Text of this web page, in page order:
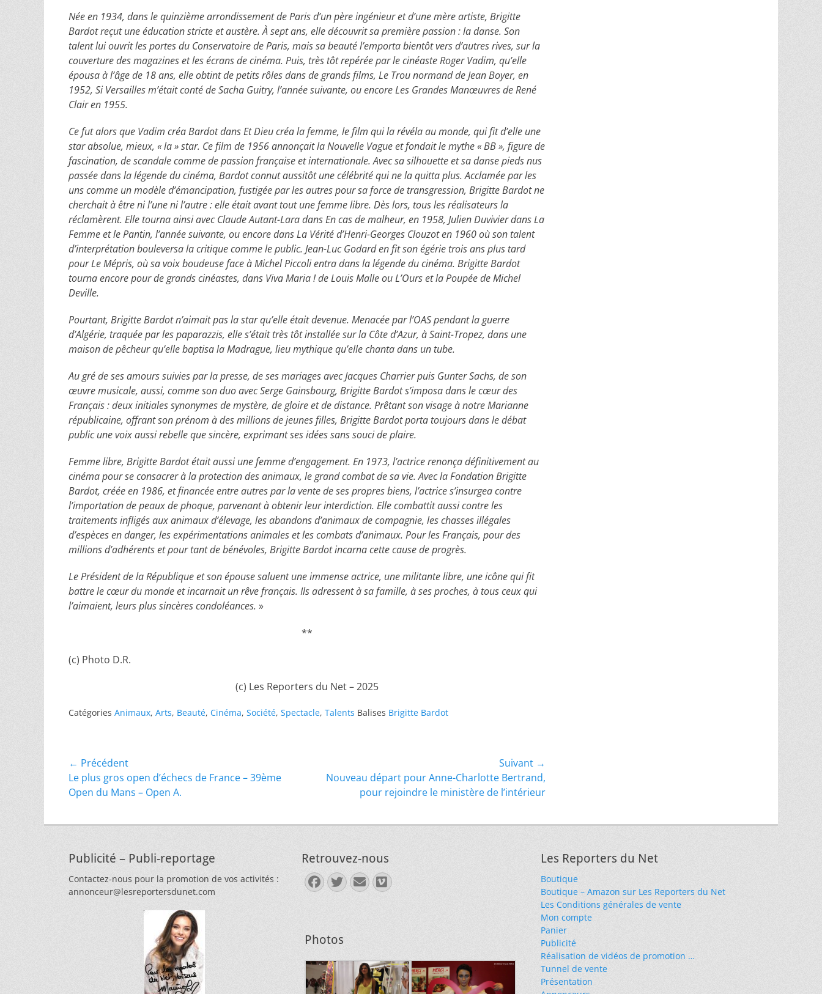
Née en 1934, dans le quinzième arrondissement de Paris d’un père ingénieur et d’une mère artiste, Brigitte
Bardot reçut une éducation stricte et austère. À sept ans, elle découvrit sa première passion : la danse. Son
talent lui ouvrit les portes du Conservatoire de Paris, mais sa beauté l’emporta bientôt vers d’autres rives, sur la
couverture des magazines et les écrans de cinéma. Puis, très tôt repérée par le cinéaste Roger Vadim, qu’elle
épousa à l’âge de 18 ans, elle obtint de petits rôles dans de grands films, Le Trou normand de Jean Boyer, en
1952, Si Versailles m’était conté de Sacha Guitry, l’année suivante, ou encore Les Grandes Manœuvres de René
Clair en 1955.
Ce fut alors que Vadim créa Bardot dans Et Dieu créa la femme, le film qui la révéla au monde, qui fit d’elle une
star absolue, mieux, « la » star. Ce film de 1956 annonçait la Nouvelle Vague et fondait le mythe « BB », figure de
fascination, de scandale comme de passion française et internationale. Avec sa silhouette et sa danse pieds nus
passée dans la légende du cinéma, Bardot connut aussitôt une célébrité qui ne la quitta plus. Acclamée par les
uns comme un modèle d’émancipation, fustigée par les autres pour sa force de transgression, Brigitte Bardot ne
cherchait à être ni l’une ni l’autre : elle était avant tout une femme libre. Dès lors, tous les réalisateurs la
réclamèrent. Elle tourna ainsi avec Claude Autant-Lara dans En cas de malheur, en 1958, Julien Duvivier dans La
Femme et le Pantin, l’année suivante, ou encore dans La Vérité d’Henri-Georges Clouzot en 1960 où son talent
d’interprétation bouleversa la critique comme le public. Jean-Luc Godard en fit son égérie trois ans plus tard
pour Le Mépris, où sa voix boudeuse face à Michel Piccoli entra dans la légende du cinéma. Brigitte Bardot
tourna encore pour de grands cinéastes, dans Viva Maria ! de Louis Malle ou L’Ours et la Poupée de Michel
Deville.
Pourtant, Brigitte Bardot n’aimait pas la star qu’elle était devenue. Menacée par l’OAS pendant la guerre
d’Algérie, traquée par les paparazzis, elle s’était très tôt installée sur la Côte d’Azur, à Saint-Tropez, dans une
maison de pêcheur qu’elle baptisa la Madrague, lieu mythique qu’elle chanta dans un tube.
Au gré de ses amours suivies par la presse, de ses mariages avec Jacques Charrier puis Gunter Sachs, de son
œuvre musicale, aussi, comme son duo avec Serge Gainsbourg, Brigitte Bardot s’imposa dans le cœur des
Français : deux initiales synonymes de mystère, de gloire et de distance. Prêtant son visage à notre Marianne
républicaine, offrant son prénom à des millions de jeunes filles, Brigitte Bardot porta toujours dans le débat
public une voix aussi rebelle que sincère, exprimant ses idées sans souci de plaire.
Femme libre, Brigitte Bardot était aussi une femme d’engagement. En 1973, l’actrice renonça définitivement au
cinéma pour se consacrer à la protection des animaux, le grand combat de sa vie. Avec la Fondation Brigitte
Bardot, créée en 1986, et financée entre autres par la vente de ses propres biens, l’actrice s’insurgea contre
l’importation de peaux de phoque, parvenant à obtenir leur interdiction. Elle combattit aussi contre les
traitements infligés aux animaux d’élevage, les abandons d’animaux de compagnie, les chasses illégales
d’espèces en danger, les expérimentations animales et les combats d’animaux. Pour les Français, pour des
millions d’adhérents et pour tant de bénévoles, Brigitte Bardot incarna cette cause de progrès.
Le Président de la République et son épouse saluent une immense actrice, une militante libre, une icône qui fit
battre le cœur du monde et incarnait un rêve français. Ils adressent à sa famille, à ses proches, à tous ceux qui
l’aimaient, leurs plus sincères condoléances. »
**
(c) Photo D.R.
(c) Les Reporters du Net – 2025
Catégories Animaux, Arts, Beauté, Cinéma, Société, Spectacle, Talents Balises Brigitte Bardot
Navigation
de
← Précédent
Article
précédent :
Le plus gros open d’échecs de France – 39ème
Open du Mans – Open A.
Suivant →
ArticleNouveau départ pour Anne-Charlotte Bertrand,
pour rejoindre le ministère de l’intérieur
Publicité – Publi-reportage
Contactez-nous pour la promotion de vos activités :
annonceur@lesreportersdunet.com
Retrouvez-nous
Facebook
Twitter
E-
mail
Vimeo
Photos
Les Reporters du Net
Boutique
Boutique – Amazon sur Les Reporters du Net
Les Conditions générales de vente
Mon compte
Panier
Publicité
Réalisation de vidéos de promotion …
Tunnel de vente
Présentation